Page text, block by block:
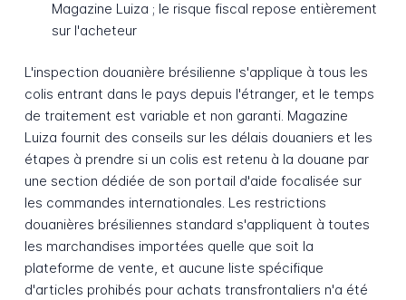
Magazine Luiza ; le risque fiscal repose entièrement
sur l'acheteur
L'inspection douanière brésilienne s'applique à tous les
colis entrant dans le pays depuis l'étranger, et le temps
de traitement est variable et non garanti. Magazine
Luiza fournit des conseils sur les délais douaniers et les
étapes à prendre si un colis est retenu à la douane par
une section dédiée de son portail d'aide focalisée sur
les commandes internationales. Les restrictions
douanières brésiliennes standard s'appliquent à toutes
les marchandises importées quelle que soit la
plateforme de vente, et aucune liste spécifique
d'articles prohibés pour achats transfrontaliers n'a été